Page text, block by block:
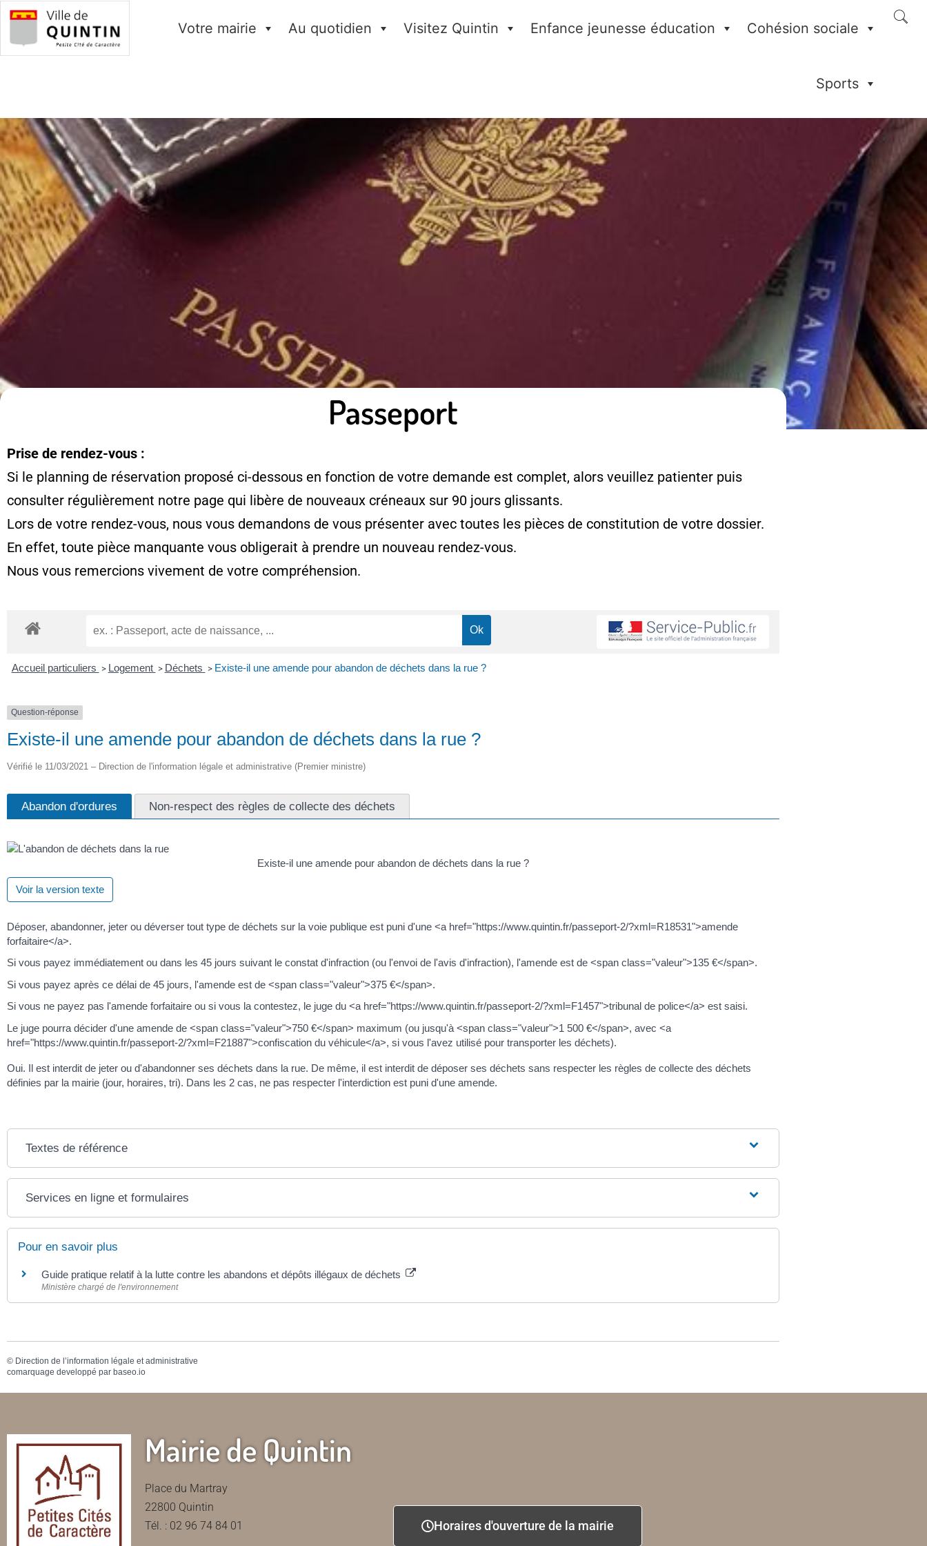
Votre mairie Au quotidien Visitez Quintin Enfance jeunesse éducation Cohésion sociale
Sports
Passeport
Prise de rendez-vous :
Si le planning de réservation proposé ci-dessous en fonction de votre demande est complet, alors veuillez patienter puis
consulter régulièrement notre page qui libère de nouveaux créneaux sur 90 jours glissants.
Lors de votre rendez-vous, nous vous demandons de vous présenter avec toutes les pièces de constitution de votre dossier.
En effet, toute pièce manquante vous obligerait à prendre un nouveau rendez-vous.
Nous vous remercions vivement de votre compréhension.
Accueil particuliers > Logement > Déchets > Existe-il une amende pour abandon de déchets dans la rue ?
Question-réponse
Existe-il une amende pour abandon de déchets dans la rue ?
Vérifié le 11/03/2021 – Direction de l'information légale et administrative (Premier ministre)
Abandon d'ordures Non-respect des règles de collecte des déchets
Existe-il une amende pour abandon de déchets dans la rue ?
Voir la version texte
Déposer, abandonner, jeter ou déverser tout type de déchets sur la voie publique est puni d'une <a href="https://www.quintin.fr/passeport-2/?xml=R18531">amende
forfaitaire</a>.
Si vous payez immédiatement ou dans les 45 jours suivant le constat d'infraction (ou l'envoi de l'avis d'infraction), l'amende est de <span class="valeur">135 €</span>.
Si vous payez après ce délai de 45 jours, l'amende est de <span class="valeur">375 €</span>.
Si vous ne payez pas l'amende forfaitaire ou si vous la contestez, le juge du <a href="https://www.quintin.fr/passeport-2/?xml=F1457">tribunal de police</a> est saisi.
Le juge pourra décider d'une amende de <span class="valeur">750 €</span> maximum (ou jusqu'à <span class="valeur">1 500 €</span>, avec <a
href="https://www.quintin.fr/passeport-2/?xml=F21887">confiscation du véhicule</a>, si vous l'avez utilisé pour transporter les déchets).
Oui. Il est interdit de jeter ou d'abandonner ses déchets dans la rue. De même, il est interdit de déposer ses déchets sans respecter les règles de collecte des déchets
définies par la mairie (jour, horaires, tri). Dans les 2 cas, ne pas respecter l'interdiction est puni d'une amende.
Textes de référence
Services en ligne et formulaires
Pour en savoir plus
Guide pratique relatif à la lutte contre les abandons et dépôts illégaux de déchets
Ministère chargé de l'environnement
© Direction de l’information légale et administrative
comarquage developpé par baseo.io
Mairie de Quintin
Place du Martray
22800 Quintin
Tél. : 02 96 74 84 01
Horaires d'ouverture de la mairie